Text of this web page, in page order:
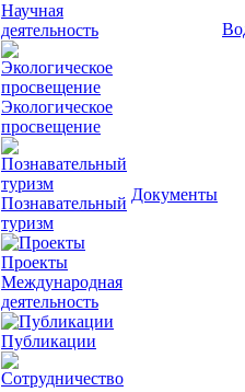
Научная
деятельность
Экологическое
просвещение
Познавательный
туризм
Проекты
Международная
деятельность
Публикации
Документы